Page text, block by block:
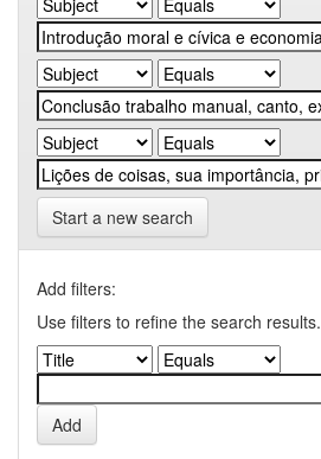
Start a new search
Add filters:
Use filters to refine the search results.